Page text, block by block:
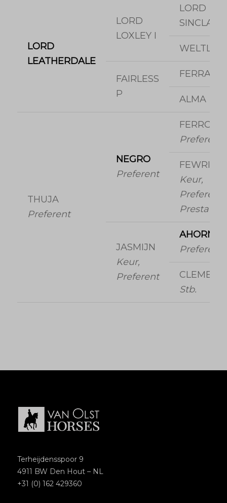
LORD
LEATHERDALE
LORD
LOXLEY I
LORD
SINCLAIR I
FAIRLESS
P
ALMA
THUJA
Preferent
NEGRO
Preferent
FERRO
Preferent
FEWRIE
Keur,
Preferent,
Prestatie
JASMIJN
Keur,
Preferent
AHORN
Preferent
Stb.
Terheijdensspoor 9
4911 BW Den Hout – NL
+31 (0) 162 429360